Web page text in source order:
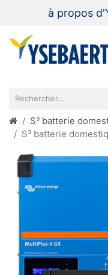
à propos
S³ batterie
S³ batterie